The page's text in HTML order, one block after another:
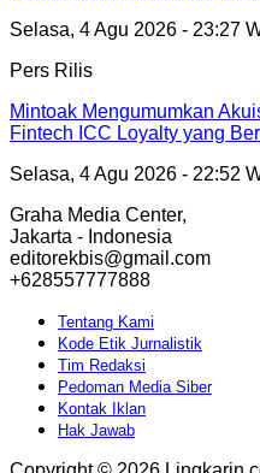
Selasa, 4 Agu 2026 - 23:27
Pers Rilis
Mintoak Mengumumkan
Fintech ICC Loyalty yang
Selasa, 4 Agu 2026 - 22:52
Graha Media Center,
Jakarta - Indonesia
editorekbis@gmail.com
+628557777888
Tentang Kami
Kode Etik Jurnalistik
Tim Redaksi
Pedoman Media Siber
Kontak Iklan
Hak Jawab